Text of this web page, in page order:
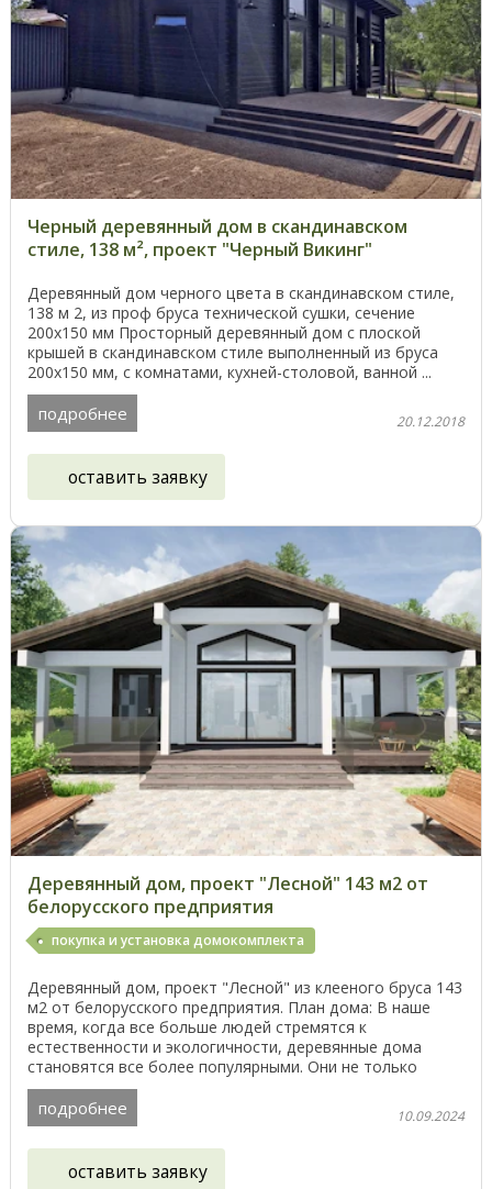
Черный деревянный дом в скандинавском
стиле, 138 м², проект "Черный Викинг"
Деревянный дом черного цвета в скандинавском стиле,
138 м 2, из проф бруса технической сушки, сечение
200х150 мм Просторный деревянный дом с плоской
крышей в скандинавском стиле выполненный из бруса
200х150 мм, с комнатами, кухней-столовой, ванной ...
подробнее 20.12.2018
оставить заявку
Деревянный дом, проект "Лесной" 143 м2 от
белорусского предприятия
покупка и установка домокомплекта
Деревянный дом, проект "Лесной" из клееного бруса 143
м2 от белорусского предприятия. План дома: В наше
время, когда все больше людей стремятся к
естественности и экологичности, деревянные дома
становятся все более популярными. Они не только
красивы ...
подробнее 10.09.2024
оставить заявку